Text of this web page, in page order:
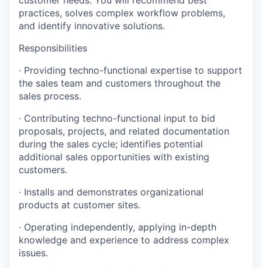
practices, solves complex workflow problems,
and identify innovative solutions.
Responsibilities
· Providing techno-functional expertise to support
the sales team and customers throughout the
sales process.
· Contributing techno-functional input to bid
proposals, projects, and related documentation
during the sales cycle; identifies potential
additional sales opportunities with existing
customers.
· Installs and demonstrates organizational
products at customer sites.
· Operating independently, applying in-depth
knowledge and experience to address complex
issues.